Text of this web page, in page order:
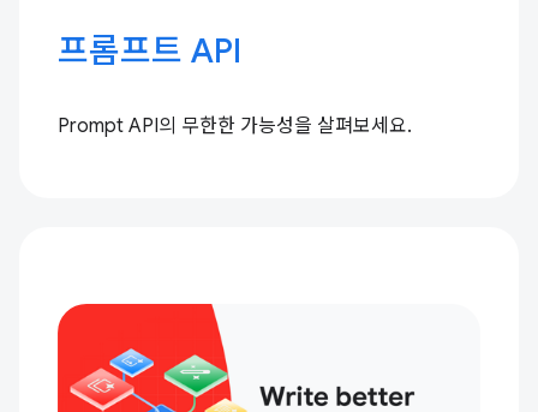
프롬프트 API
Prompt API의 무한한 가능성을 살펴보세요.